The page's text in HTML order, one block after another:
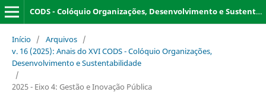
CODS - Colóquio Organizações, Desenvolvimento e Sustentabilidade
Início / Arquivos /
v. 16 (2025): Anais do XVI CODS - Colóquio Organizações,
Desenvolvimento e Sustentabilidade
/
2025 - Eixo 4: Gestão e Inovação Pública